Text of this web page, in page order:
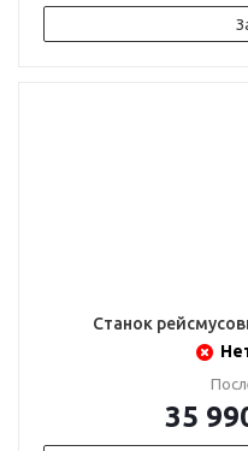
Станок
35